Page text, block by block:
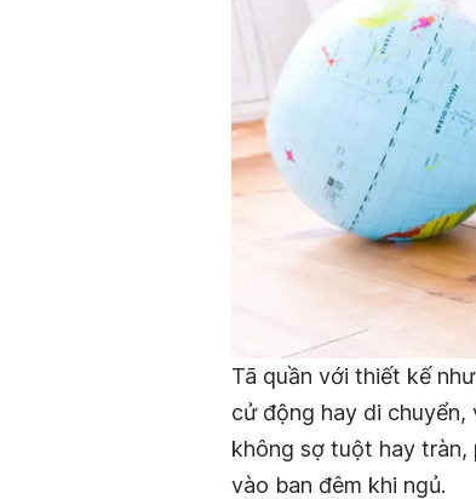
Tã quần với thiết kế
cử động hay di chuyển,
không sợ tuột hay tràn,
vào ban đêm khi ngủ.